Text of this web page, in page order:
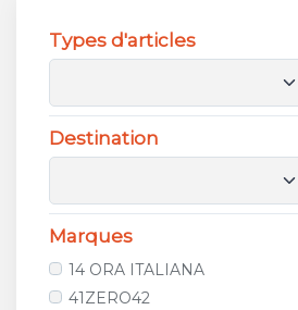
Types d'articles
Destination
Marques
14 ORA ITALIANA
41ZERO42